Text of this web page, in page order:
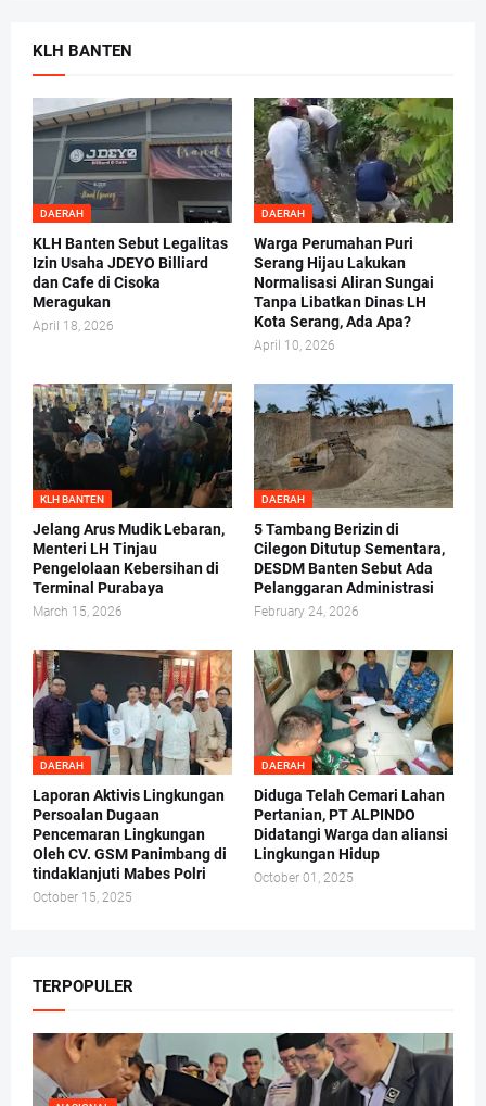
KLH BANTEN
DAERAH
KLH Banten Sebut Legalitas
Izin Usaha JDEYO Billiard
dan Cafe di Cisoka
Meragukan
April 18, 2026
DAERAH
Warga Perumahan Puri
Serang Hijau Lakukan
Normalisasi Aliran Sungai
Tanpa Libatkan Dinas LH
Kota Serang, Ada Apa?
April 10, 2026
KLH BANTEN
Jelang Arus Mudik Lebaran,
Menteri LH Tinjau
Pengelolaan Kebersihan di
Terminal Purabaya
March 15, 2026
DAERAH
5 Tambang Berizin di
Cilegon Ditutup Sementara,
DESDM Banten Sebut Ada
Pelanggaran Administrasi
February 24, 2026
DAERAH
Laporan Aktivis Lingkungan
Persoalan Dugaan
Pencemaran Lingkungan
Oleh CV. GSM Panimbang di
tindaklanjuti Mabes Polri
October 15, 2025
DAERAH
Diduga Telah Cemari Lahan
Pertanian, PT ALPINDO
Didatangi Warga dan aliansi
Lingkungan Hidup
October 01, 2025
TERPOPULER